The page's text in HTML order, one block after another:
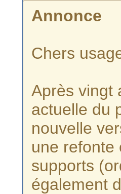
Annonce
Chers
Après vingt
actuelle du
nouvelle
une refonte
supports
également